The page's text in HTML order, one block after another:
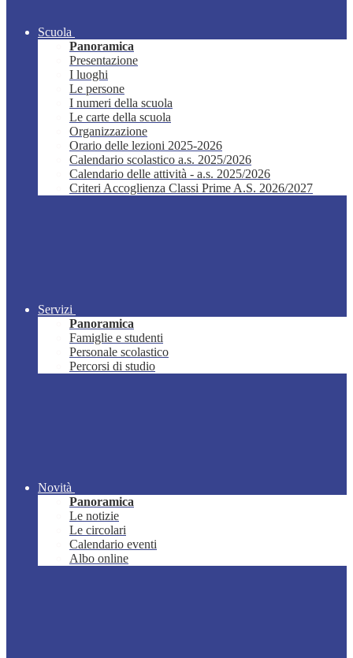
Scuola
Panoramica
Presentazione
I luoghi
Le persone
I numeri della scuola
Le carte della scuola
Organizzazione
Orario delle lezioni 2025-2026
Calendario scolastico a.s. 2025/2026
Calendario delle attività - a.s. 2025/2026
Criteri Accoglienza Classi Prime A.S. 2026/2027
Servizi
Panoramica
Famiglie e studenti
Personale scolastico
Percorsi di studio
Novità
Panoramica
Le notizie
Le circolari
Calendario eventi
Albo online